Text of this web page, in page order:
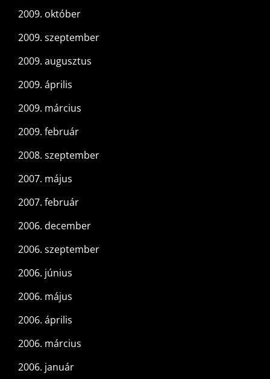
2009. október
2009. szeptember
2009. augusztus
2009. április
2009. március
2009. február
2008. szeptember
2007. május
2007. február
2006. december
2006. szeptember
2006. június
2006. május
2006. április
2006. március
2006. január